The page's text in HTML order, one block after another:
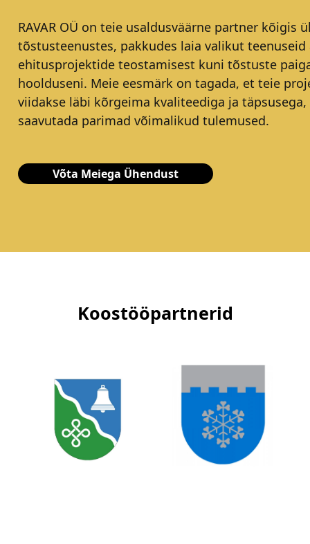
RAVAR OÜ on teie usaldusväärne partner kõigis
tõstusteenustes, pakkudes laia valikut teenuseid
ehitusprojektide teostamisest kuni tõstuste
hoolduseni. Meie eesmärk on tagada, et teie
viidakse läbi kõrgeima kvaliteediga ja täpsusega,
saavutada parimad võimalikud tulemused.
Võta Meiega Ühendust
Koostööpartnerid